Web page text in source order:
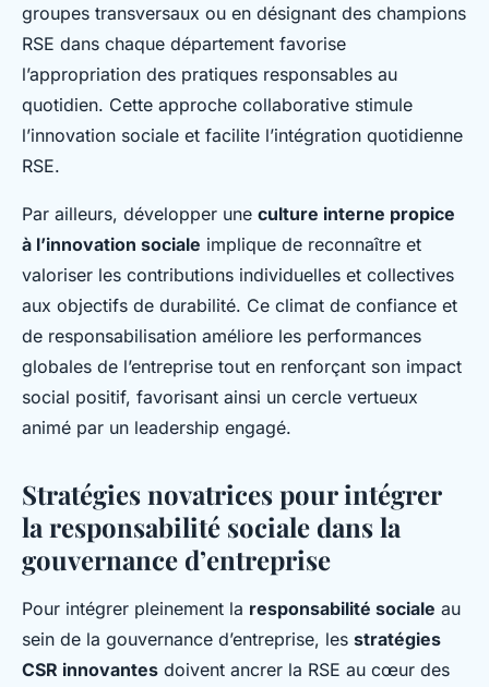
groupes transversaux ou en désignant des champions
RSE dans chaque département favorise
l’appropriation des pratiques responsables au
quotidien. Cette approche collaborative stimule
l’innovation sociale et facilite l’intégration quotidienne
RSE.
Par ailleurs, développer une culture interne propice
à l’innovation sociale implique de reconnaître et
valoriser les contributions individuelles et collectives
aux objectifs de durabilité. Ce climat de confiance et
de responsabilisation améliore les performances
globales de l’entreprise tout en renforçant son impact
social positif, favorisant ainsi un cercle vertueux
animé par un leadership engagé.
Stratégies novatrices pour intégrer
la responsabilité sociale dans la
gouvernance d’entreprise
Pour intégrer pleinement la responsabilité sociale au
sein de la gouvernance d’entreprise, les stratégies
CSR innovantes doivent ancrer la RSE au cœur des